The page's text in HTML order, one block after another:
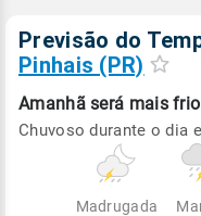
Previsão do
Pinhais (PR)
Amanhã será mais
Chuvoso durante o dia
Madrugada